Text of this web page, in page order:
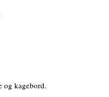
og kagebord.